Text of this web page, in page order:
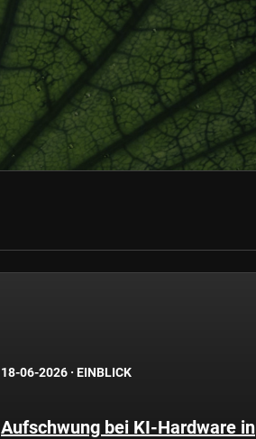
18-06-2026 · EINBLICK
Aufschwung bei KI-Hardware in